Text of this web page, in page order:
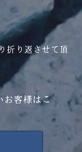
折り返させて頂
お客様はこ